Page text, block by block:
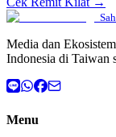
Media dan
Indonesia di Taiwan
Menu